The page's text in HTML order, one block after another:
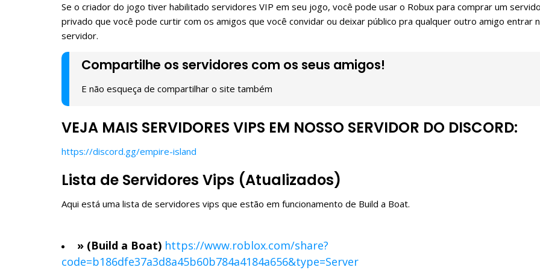
Se o criador do jogo tiver habilitado servidores VIP em seu jogo, você pode usar o Robux para comprar um
privado que você pode curtir com os amigos que você convidar ou deixar público pra qualquer outro amigo entrar
servidor.
Compartilhe os servidores com os seus amigos!
E não esqueça de compartilhar o site também
VEJA MAIS SERVIDORES VIPS EM NOSSO SERVIDOR DO DISCORD:
https://discord.gg/empire-island
Lista de Servidores Vips (Atualizados)
Aqui está uma lista de servidores vips que estão em funcionamento de Build a Boat.
» (Build a Boat) https://www.roblox.com/share?
code=b186dfe37a3d8a45b60b784a4184a656&type=Server